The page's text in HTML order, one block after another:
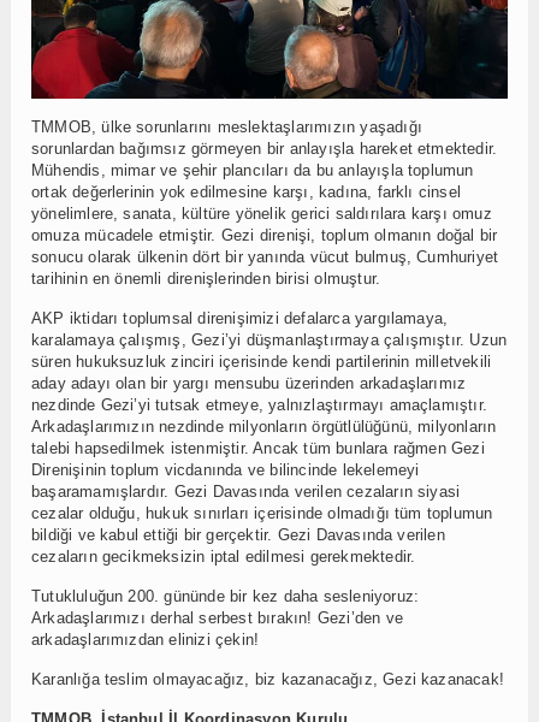
TMMOB, ülke sorunlarını meslektaşlarımızın yaşadığı
sorunlardan bağımsız görmeyen bir anlayışla hareket etmektedir.
Mühendis, mimar ve şehir plancıları da bu anlayışla toplumun
ortak değerlerinin yok edilmesine karşı, kadına, farklı cinsel
yönelimlere, sanata, kültüre yönelik gerici saldırılara karşı omuz
omuza mücadele etmiştir. Gezi direnişi, toplum olmanın doğal bir
sonucu olarak ülkenin dört bir yanında vücut bulmuş, Cumhuriyet
tarihinin en önemli direnişlerinden birisi olmuştur.
AKP iktidarı toplumsal direnişimizi defalarca yargılamaya,
karalamaya çalışmış, Gezi’yi düşmanlaştırmaya çalışmıştır. Uzun
süren hukuksuzluk zinciri içerisinde kendi partilerinin milletvekili
aday adayı olan bir yargı mensubu üzerinden arkadaşlarımız
nezdinde Gezi’yi tutsak etmeye, yalnızlaştırmayı amaçlamıştır.
Arkadaşlarımızın nezdinde milyonların örgütlülüğünü, milyonların
talebi hapsedilmek istenmiştir. Ancak tüm bunlara rağmen Gezi
Direnişinin toplum vicdanında ve bilincinde lekelemeyi
başaramamışlardır. Gezi Davasında verilen cezaların siyasi
cezalar olduğu, hukuk sınırları içerisinde olmadığı tüm toplumun
bildiği ve kabul ettiği bir gerçektir. Gezi Davasında verilen
cezaların gecikmeksizin iptal edilmesi gerekmektedir.
Tutukluluğun 200. gününde bir kez daha sesleniyoruz:
Arkadaşlarımızı derhal serbest bırakın! Gezi’den ve
arkadaşlarımızdan elinizi çekin!
Karanlığa teslim olmayacağız, biz kazanacağız, Gezi kazanacak!